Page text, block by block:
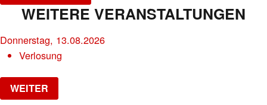
WEITERE VERANSTALTUNGEN
Donnerstag, 13.08.2026
Verlosung
WEITER